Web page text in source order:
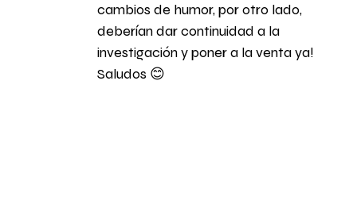
cambios de humor, por otro lado,
deberían dar continuidad a la
investigación y poner a la venta ya!
Saludos 😊